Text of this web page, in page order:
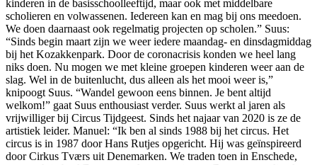
kinderen in de basisschoolleeftijd, maar ook met middelbare
scholieren en volwassenen. Iedereen kan en mag bij ons meedoen.
We doen daarnaast ook regelmatig projecten op scholen.” Suus:
“Sinds begin maart zijn we weer iedere maandag- en dinsdagmiddag
bij het Kozakkenpark. Door de coronacrisis konden we heel lang
niks doen. Nu mogen we met kleine groepen kinderen weer aan de
slag. Wel in de buitenlucht, dus alleen als het mooi weer is,”
knipoogt Suus. “Wandel gewoon eens binnen. Je bent altijd
welkom!” gaat Suus enthousiast verder. Suus werkt al jaren als
vrijwilliger bij Circus Tijdgeest. Sinds het najaar van 2020 is ze de
artistiek leider. Manuel: “Ik ben al sinds 1988 bij het circus. Het
circus is in 1987 door Hans Rutjes opgericht. Hij was geïnspireerd
door Cirkus Tværs uit Denemarken. We traden toen in Enschede,